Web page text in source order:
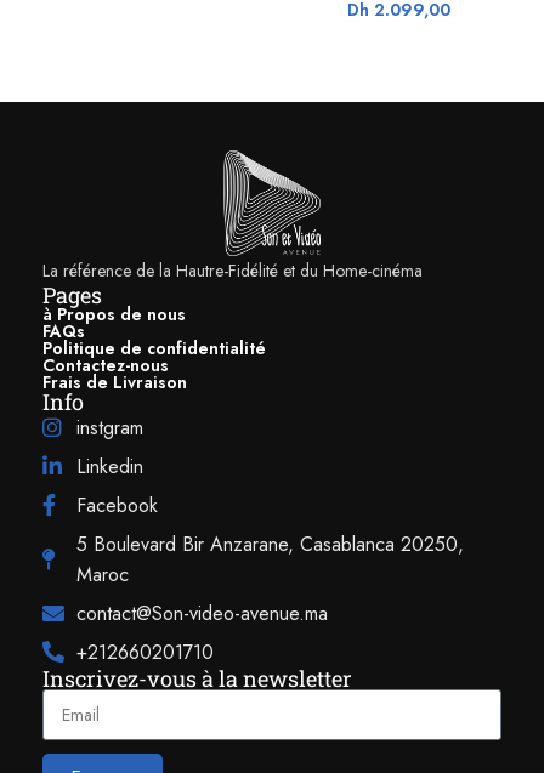
In Ceiling fixation au plafond) sans distinction. Hi-fi, home cinéma
intégré ou en complément d’un système hi-fi traditionnel, notamment des
enceintes de la ligne Aria 900, cette enceinte
révélera réellement convaincante. Pour les systèmes les plus aboutis,
l’enceinteFocal 300 ICW4s’adaptera parfaitement à la technologie
Dolby Atmos pour une immersion totale en 3 Dimensions.
Dh 2.099,00
La référence de la Hautre-Fidélité et du Home-cinéma
Pages
à Propos de nous
FAQs
Politique de confidentialité
Contactez-nous
Frais de Livraison
Info
instgram
Linkedin
Facebook
5 Boulevard Bir Anzarane, Casablanca 20250,
Maroc
contact@Son-video-avenue.ma
+212660201710
Inscrivez-vous à la newsletter